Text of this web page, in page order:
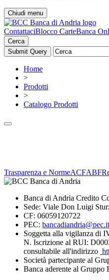
Chiudi menu
ContattaciBlocco CarteBanca
Cerca
Home
>
Prodotti
>
Catalogo Prodotti
Trasparenza e NormeACFABF
Banca di Andria Credito
Sede: Viale Don Luigi
CF: 06059120722
PEC: bancadiandria@pec.it
Soggetta alla vigilanza di
N. Iscrizione al RUI:
consultabile all'indirizzo
Società partecipante al
Banca aderente al Gruppo